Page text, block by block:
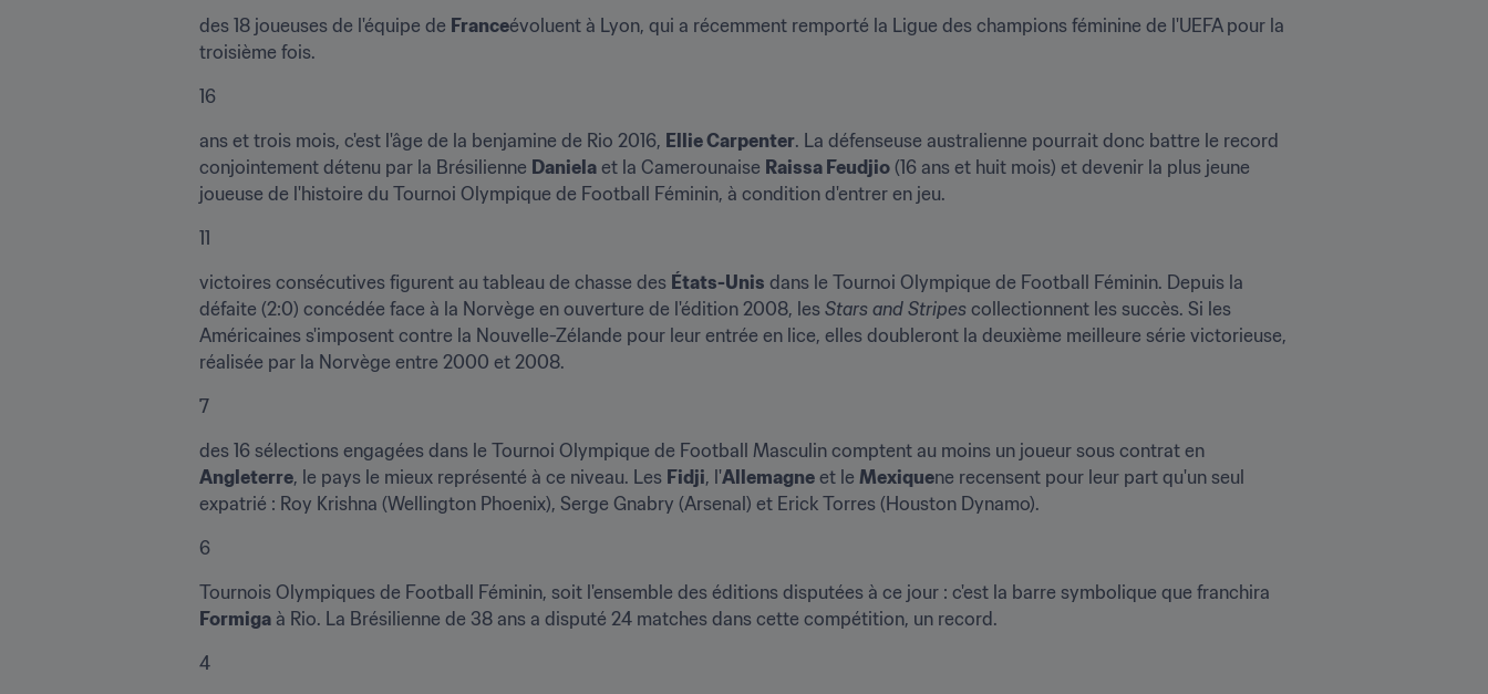
des 18 joueuses de l'équipe de Franceévoluent à Lyon, qui a récemment remporté la Ligue des champions féminine de l'UEFA pour la
troisième fois.
16
ans et trois mois, c'est l'âge de la benjamine de Rio 2016, Ellie Carpenter. La défenseuse australienne pourrait donc battre le record
conjointement détenu par la Brésilienne Daniela et la Camerounaise Raissa Feudjio (16 ans et huit mois) et devenir la plus jeune
joueuse de l'histoire du Tournoi Olympique de Football Féminin, à condition d'entrer en jeu.
11
victoires consécutives figurent au tableau de chasse des États-Unis dans le Tournoi Olympique de Football Féminin. Depuis la
défaite (2:0) concédée face à la Norvège en ouverture de l'édition 2008, les Stars and Stripes collectionnent les succès. Si les
Américaines s'imposent contre la Nouvelle-Zélande pour leur entrée en lice, elles doubleront la deuxième meilleure série victorieuse,
réalisée par la Norvège entre 2000 et 2008.
7
Angleterre, le pays le mieux représenté à ce niveau. Les Fidji, l'Allemagne et le Mexiquene recensent pour leur part qu'un seul
expatrié : Roy Krishna (Wellington Phoenix), Serge Gnabry (Arsenal) et Erick Torres (Houston Dynamo).
6
Formiga à Rio. La Brésilienne de 38 ans a disputé 24 matches dans cette compétition, un record.
4